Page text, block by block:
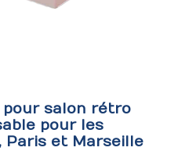
salon rétro
pour les
Paris et Marseille